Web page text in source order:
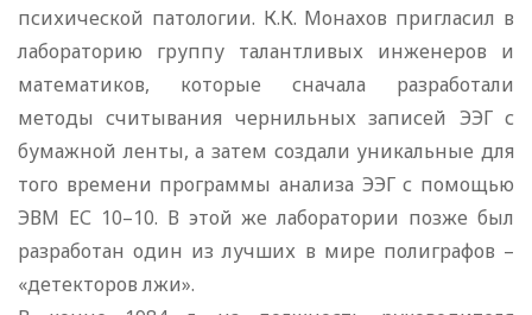
психической патологии. К.К. Монахов пригласил в
лабораторию группу талантливых инженеров и
математиков, которые сначала разработали
методы считывания чернильных записей ЭЭГ с
бумажной ленты, а затем создали уникальные для
того времени программы анализа ЭЭГ с помощью
ЭВМ ЕС 10–10. В этой же лаборатории позже был
разработан один из лучших в мире полиграфов –
«детекторов лжи».